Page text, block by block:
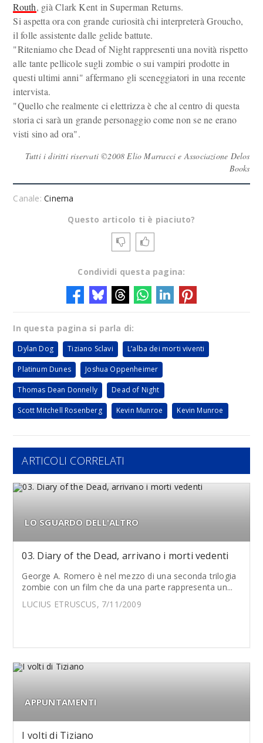
Routh, già Clark Kent in Superman Returns.
Si aspetta ora con grande curiosità chi interpreterà Groucho,
il folle assistente dalle gelide battute.
"Riteniamo che Dead of Night rappresenti una novità rispetto
alle tante pellicole sugli zombie o sui vampiri prodotte in
questi ultimi anni" affermano gli sceneggiatori in una recente
intervista.
"Quello che realmente ci elettrizza è che al centro di questa
storia ci sarà un grande personaggio come non se ne erano
visti sino ad ora".
Tutti i diritti riservati ©2008 Elio Marracci e Associazione Delos
Books
Canale:Cinema
Questo articolo ti è piaciuto?
Condividi questa pagina:
In questa pagina si parla di:
Dylan Dog Tiziano Sclavi L’alba dei morti viventi
Platinum Dunes Joshua Oppenheimer
Thomas Dean Donnelly Dead of Night
Scott Mitchell Rosenberg Kevin Munroe Kevin Munroe
ARTICOLI CORRELATI
LO SGUARDO DELL'ALTRO
03. Diary of the Dead, arrivano i morti vedenti
George A. Romero è nel mezzo di una seconda trilogia
zombie con un film che da una parte rappresenta un...
LUCIUS ETRUSCUS, 7/11/2009
APPUNTAMENTI
I volti di Tiziano